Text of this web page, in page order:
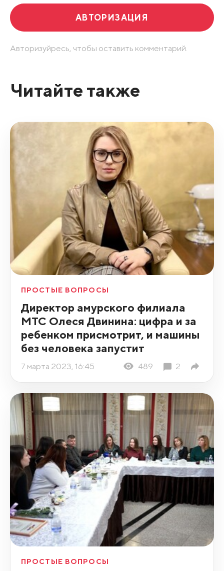
АВТОРИЗАЦИЯ
Авторизуйресь, чтобы оставить комментарий.
Читайте также
ПРОСТЫЕ ВОПРОСЫ
Директор амурского филиала
МТС Олеся Двинина: цифра и за
ребенком присмотрит, и машины
без человека запустит
7 марта 2023, 16:45 489 2
ПРОСТЫЕ ВОПРОСЫ